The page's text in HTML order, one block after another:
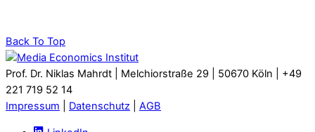
Back To Top
Prof. Dr. Niklas Mahrdt | Melchiorstraße 29 | 50670 Köln | +49
221 719 52 14
Impressum
Datenschutz AGB